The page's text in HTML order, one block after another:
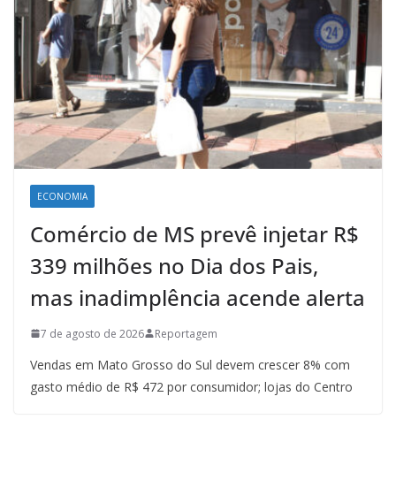
ECONOMIA
Comércio de MS prevê injetar R$
339 milhões no Dia dos Pais,
mas inadimplência acende alerta
7 de agosto de 2026 Reportagem
Vendas em Mato Grosso do Sul devem crescer 8% com
gasto médio de R$ 472 por consumidor; lojas do Centro